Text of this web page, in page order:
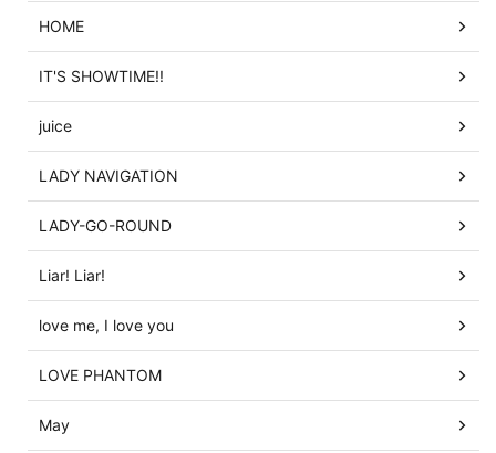
HOME
IT'S SHOWTIME!!
juice
LADY NAVIGATION
LADY-GO-ROUND
Liar! Liar!
love me, I love you
LOVE PHANTOM
May